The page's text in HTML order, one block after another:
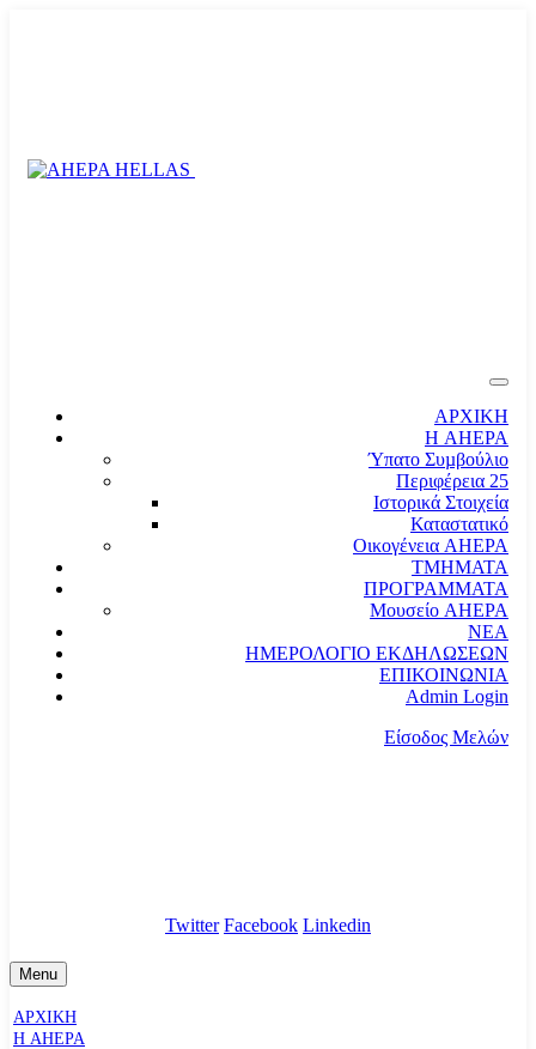
ΑΡΧΙΚΗ
Η AHEPA
Ύπατο Συµβούλιο
Περιφέρεια 25
Ιστορικά Στοιχεία
Καταστατικό
Οικογένεια AHEPA
ΤΜΗΜΑΤΑ
ΠΡΟΓΡΑΜΜΑΤΑ
Μουσείο AHEPA
ΝΕΑ
ΗΜΕΡΟΛΟΓΙΟ ΕΚΔΗΛΩΣΕΩΝ
ΕΠΙΚΟΙΝΩΝΙΑ
Admin Login
Είσοδος Μελών
Twitter Facebook Linkedin
Menu
ΑΡΧΙΚΗ
Η AHEPA